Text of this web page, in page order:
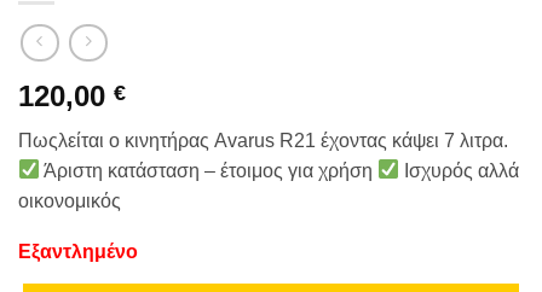
120,00 €
Πωςλείται ο κινητήρας Avarus R21 έχοντας κάψει 7 λιτρα.
Άριστη κατάσταση – έτοιμος για χρήση
Ισχυρός αλλά
οικονομικός
Εξαντλημένο